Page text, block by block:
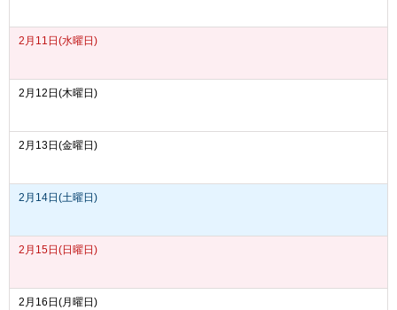
2月11日(水曜日)
2月12日(木曜日)
2月13日(金曜日)
2月14日(土曜日)
2月15日(日曜日)
2月16日(月曜日)